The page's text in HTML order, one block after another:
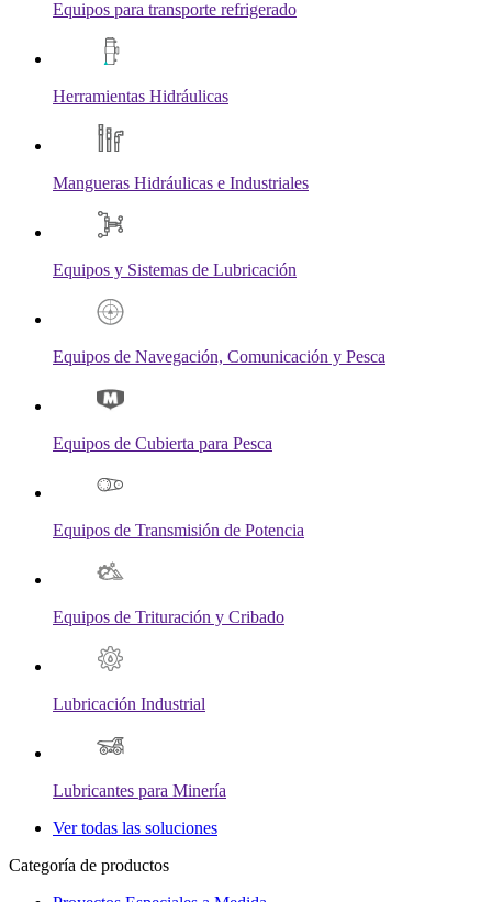
Equipos para transporte refrigerado
Herramientas Hidráulicas
Mangueras Hidráulicas e Industriales
Equipos y Sistemas de Lubricación
Equipos de Navegación, Comunicación y Pesca
Equipos de Cubierta para Pesca
Equipos de Transmisión de Potencia
Equipos de Trituración y Cribado
Lubricación Industrial
Lubricantes para Minería
Ver todas las soluciones
Categoría de productos